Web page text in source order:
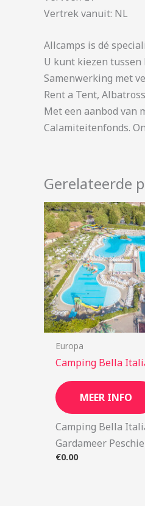
Vertrek vanuit: NL
Allcamps is dé
U kunt kiezen
Samenwerking met
Rent a Tent,
Met een aanbod van
Calamiteitenfonds.
Gerelateerde
Europa
Camping Bella
MEER INFO
Camping Bella
Gardameer
€0.00